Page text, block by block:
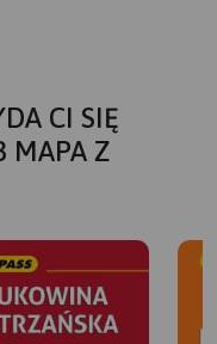
CI SIĘ
MAPA Z